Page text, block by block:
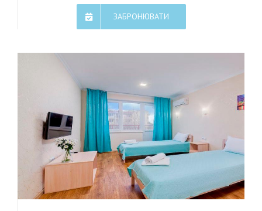
ЗАБРОНЮВАТИ